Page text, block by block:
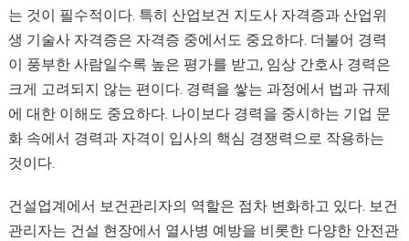
는 것이 필수적이다. 특히 산업보건 지도사 자격증과 산업위
생 기술사 자격증은 자격증 중에서도 중요하다. 더불어 경력
이 풍부한 사람일수록 높은 평가를 받고, 임상 간호사 경력은
크게 고려되지 않는 편이다. 경력을 쌓는 과정에서 법과 규제
에 대한 이해도 중요하다. 나이보다 경력을 중시하는 기업 문
화 속에서 경력과 자격이 입사의 핵심 경쟁력으로 작용하는
것이다.
건설업계에서 보건관리자의 역할은 점차 변화하고 있다. 보건
관리자는 건설 현장에서 열사병 예방을 비롯한 다양한 안전관